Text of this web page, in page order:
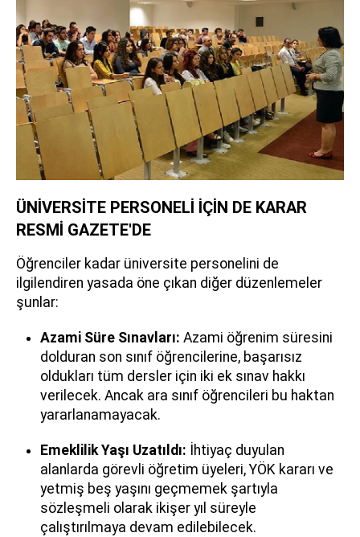
ÜNİVERSİTE PERSONELİ İÇİN DE KARAR
RESMİ GAZETE'DE
Öğrenciler kadar üniversite personelini de
ilgilendiren yasada öne çıkan diğer düzenlemeler
şunlar:
Azami Süre Sınavları: Azami öğrenim süresini
dolduran son sınıf öğrencilerine, başarısız
oldukları tüm dersler için iki ek sınav hakkı
verilecek. Ancak ara sınıf öğrencileri bu haktan
yararlanamayacak.
Emeklilik Yaşı Uzatıldı: İhtiyaç duyulan
alanlarda görevli öğretim üyeleri, YÖK kararı ve
yetmiş beş yaşını geçmemek şartıyla
sözleşmeli olarak ikişer yıl süreyle
çalıştırılmaya devam edilebilecek.